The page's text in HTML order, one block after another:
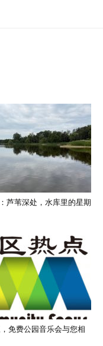
芦苇深处，水库里的星期
免费公园音乐会与您相